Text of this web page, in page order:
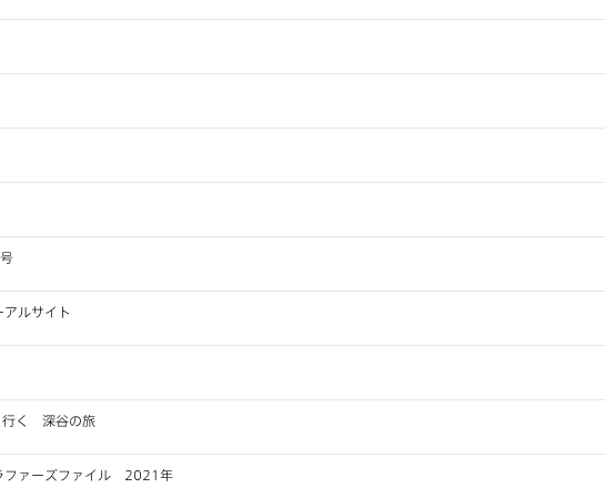
号
ルサイト
行く 深谷の旅
ファーズファイル 2021年